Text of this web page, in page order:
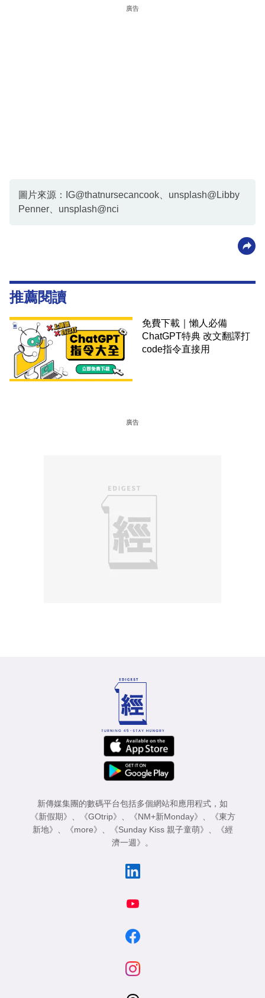
廣告
圖片來源：IG@thatnursecancook、unsplash@Libby
Penner、unsplash@nci
推薦閱讀
免費下載｜懶人必備
ChatGPT特典 改文翻譯打
code指令直接用
廣告
新傳媒集團的數碼平台包括多個網站和應用程式，如
《新假期》
《GOtrip》 《NM+新Monday》
《東方
新地》
《more》 《Sunday Kiss 親子童萌》
《經
濟一週》
。